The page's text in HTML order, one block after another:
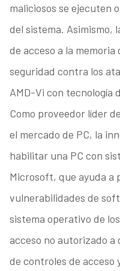
maliciosos se ejecuten
del sistema. Asimismo,
de acceso a la
seguridad contra los
AMD-Vi con tecnología
Como proveedor líder
el mercado de PC, la
habilitar una PC con
Microsoft, que ayuda a
vulnerabilidades de
sistema operativo de
acceso no autorizado a
de controles de acceso